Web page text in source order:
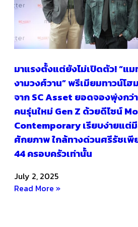
มาแรงตั้งแต่ยังไม่เปิดตัว! “แม
งามวงศ์วาน” พรีเมียมทาวน์โ
จาก SC Asset ยอดจองพุ่งกว่
คนรุ่นใหม่ Gen Z ด้วยดีไซน์
Contemporary เรียบง่ายแต่
ศักยภาพ ใกล้ทางด่วนศรีรัชเพี
44 ครอบครัวเท่านั้น
July 2, 2025
Read More »